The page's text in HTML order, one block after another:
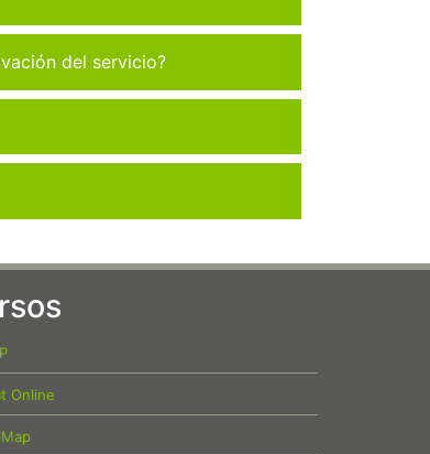
del servicio?
Online